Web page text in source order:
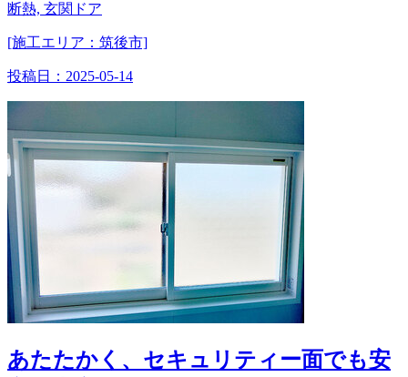
断熱, 玄関ドア
[施工エリア：筑後市]
投稿日： 2025-05-14
あたたかく、セキュリティー面でも安